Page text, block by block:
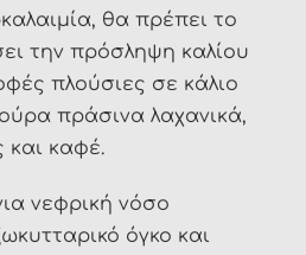
θα πρέπει το
την πρόσληψη καλίου
πλούσιες σε κάλιο
πράσινα λαχανικά,
και καφέ.
νεφρική νόσο
όγκο και